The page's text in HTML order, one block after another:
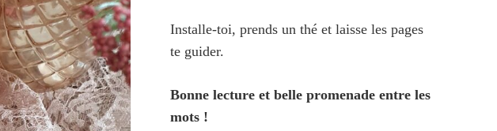
Installe-toi, prends un thé et laisse les pages
te guider.
Bonne lecture et belle promenade entre les
mots !